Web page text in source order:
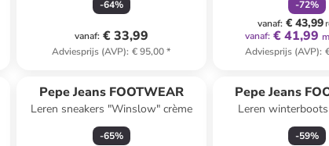
-64%
vanaf: € 33,99
Adviesprijs (AVP): € 95,00*
-72%
vanaf: € 43,99
vanaf: € 41,99
Adviesprijs (AVP):
Pepe Jeans FOOTWEAR
Leren sneakers "Winslow" crème
-65%
Pepe Jeans
Leren
-59%